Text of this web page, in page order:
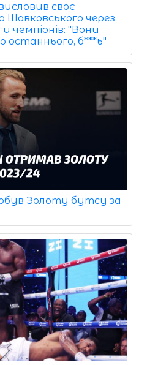
своє
Шовковського через
чемпіонів: "Вони
останнього, б***ь"
Золоту бутсу за